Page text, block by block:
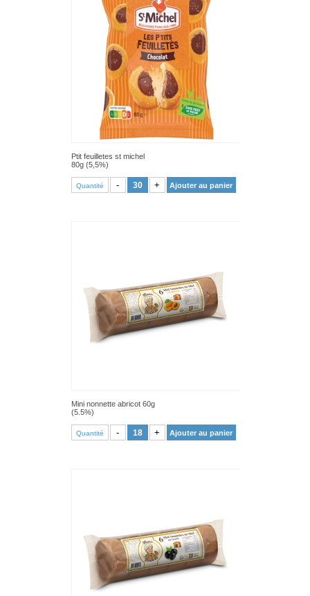
Ptit feuilletes st michel
80g (5,5%)
Quantité - + Ajouter au panier
Mini nonnette abricot 60g
(5.5%)
Quantité - + Ajouter au panier